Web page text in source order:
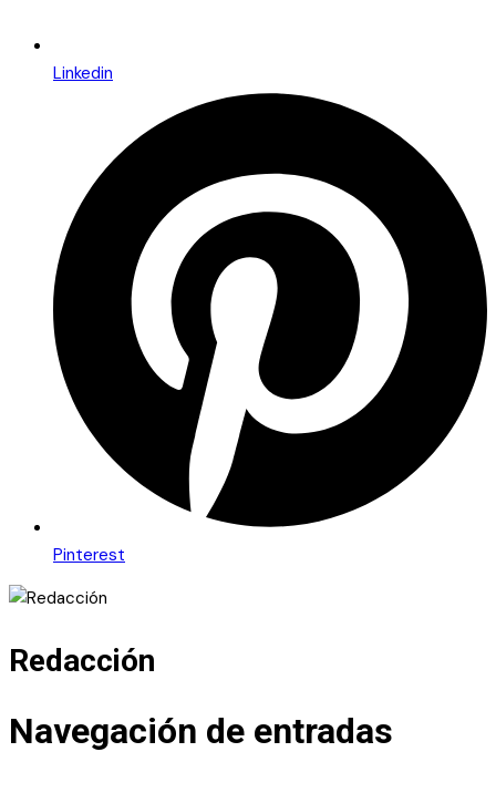
Linkedin
Pinterest
Redacción
Navegación de entradas